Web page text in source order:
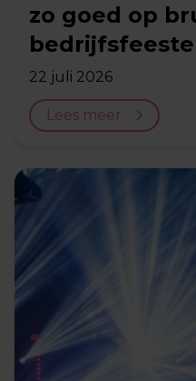
zo goed op
22 juli 2026
Lees meer